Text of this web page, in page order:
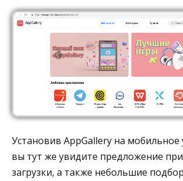
Установив AppGallery на мобильное
вы тут же увидите предложение
загрузки, а также небольшие